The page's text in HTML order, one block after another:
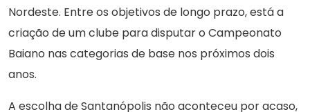
Nordeste. Entre os objetivos de longo prazo, está a
criação de um clube para disputar o Campeonato
Baiano nas categorias de base nos próximos dois
anos.
A escolha de Santanópolis não aconteceu por acaso,